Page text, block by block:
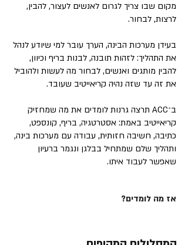
מקום שבו צריך לגרום לאנשים לעצור, להבין,
לרצות, לבחור.
בעידן מערכות הבינה, הערך עובר למי שיודע לנהל
את התהליך: לזהות תובנה, לבנות בריף וכיוון,
להבין מותגים ואנשים, לבחור מה לעשות ולהוביל
את זה עד שזה נהיה קריאייטיב שעובד.
ב־ACC תרצה גרנות לומדים את מה שמחזיק
קריאייטיב באמת: אסטרטגיה, בריף, קונספט,
כתיבה, חשיבה חזותית, עבודה עם מערכות בינה,
ותהליך שלם שמתחיל בבלגן ונגמר ברעיון
שאפשר לעבוד איתו.
אז מה לומדים?